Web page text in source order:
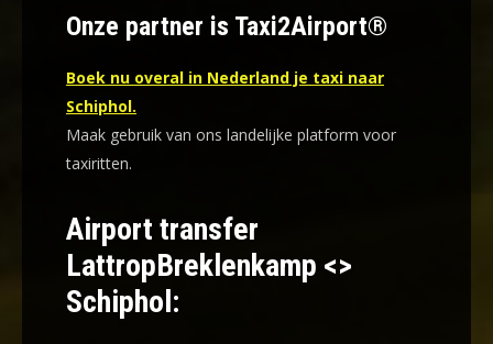
Onze partner is Taxi2Airport®
Boek nu overal in Nederland je taxi naar
Schiphol.
Maak gebruik van ons landelijke platform voor
taxiritten.
Airport transfer
LattropBreklenkamp <>
Schiphol: